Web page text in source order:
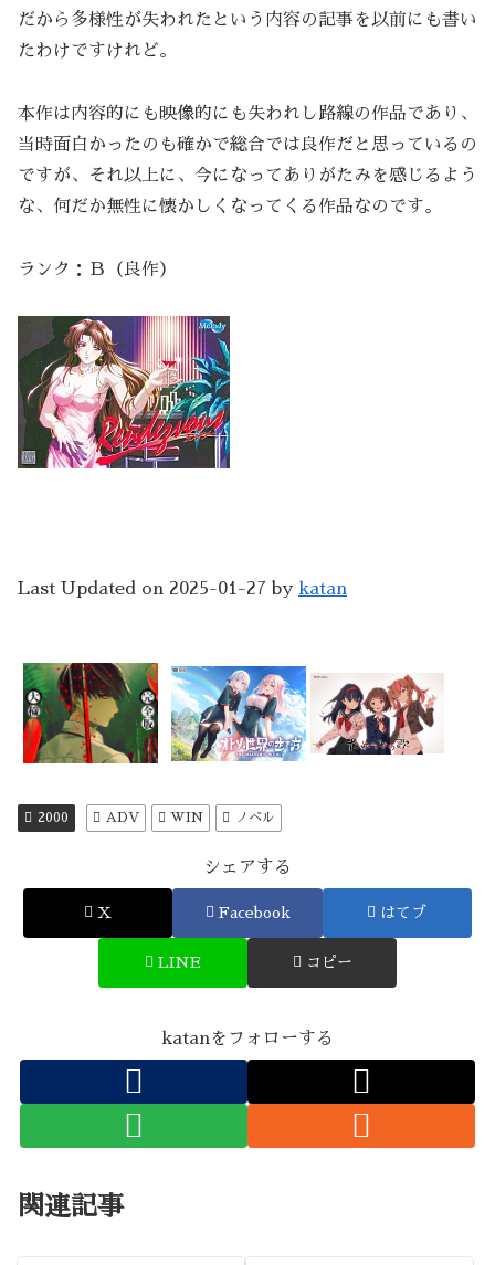
だから多様性が失われたという内容の記事を以前にも書い
たわけですけれど。
本作は内容的にも映像的にも失われし路線の作品であり、
当時面白かったのも確かで総合では良作だと思っているの
ですが、それ以上に、今になってありがたみを感じるよう
な、何だか無性に懐かしくなってくる作品なのです。
ランク：Ｂ（良作）
Last Updated on 2025-01-27 by katan
2000 ADV WIN ノベル
シェアする
X Facebook はてブ
LINE コピー
katanをフォローする
関連記事